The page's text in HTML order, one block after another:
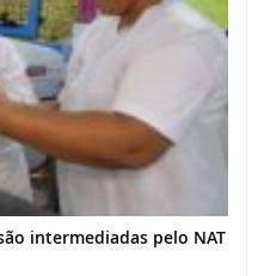
intermediadas pelo NAT